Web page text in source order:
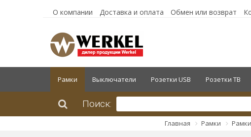
О компании Доставка и оплата Обмен или возврат
Рамки Выключатели Розетки USB Розетки ТВ
Поиск:
Главная Рамки